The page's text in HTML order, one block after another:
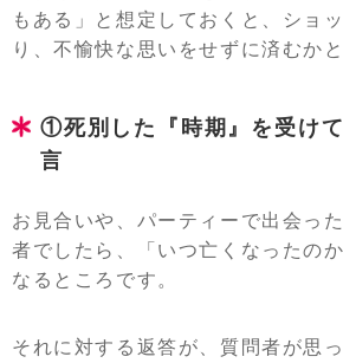
もある」と想定しておくと、ショ
り、不愉快な思いをせずに済むか
①死別した『時期』を受け
言
お見合いや、パーティーで出会っ
者でしたら、「いつ亡くなったの
なるところです。
それに対する返答が、質問者が思